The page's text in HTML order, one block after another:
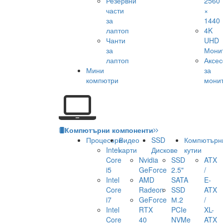
части
за
лаптоп
Чанти
за
лаптоп
Мини
компютри
×
1440
4K
UHD
за
Компютърни компоненти
Процесори
Intel
Core
i5
Intel
Core
i7
Intel
Core
Видео
карти
Nvidia
GeForce
AMD
Radeon
GeForce
RTX
40
SSD
Дискове
SSD
2.5"
SATA
SSD
М.2
PCIe
NVMe
кутии
ATX
/
E-
ATX
/
XL-
ATX